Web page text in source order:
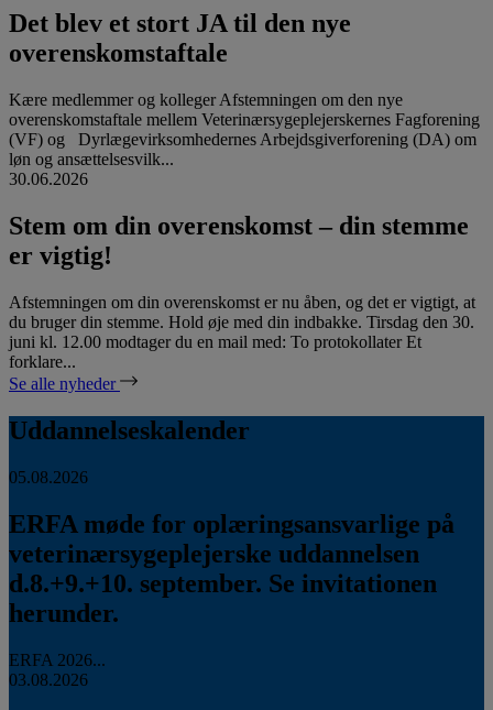
Det blev et stort JA til den nye
overenskomstaftale
Kære medlemmer og kolleger Afstemningen om den nye
overenskomstaftale mellem Veterinærsygeplejerskernes Fagforening
(VF) og Dyrlægevirksomhedernes Arbejdsgiverforening (DA) om
løn og ansættelsesvilk...
30.06.2026
Stem om din overenskomst – din stemme
er vigtig!
Afstemningen om din overenskomst er nu åben, og det er vigtigt, at
du bruger din stemme. Hold øje med din indbakke. Tirsdag den 30.
juni kl. 12.00 modtager du en mail med: To protokollater Et
forklare...
Se alle nyheder
Uddannelseskalender
05.08.2026
ERFA møde for oplæringsansvarlige på
veterinærsygeplejerske uddannelsen
d.8.+9.+10. september. Se invitationen
herunder.
ERFA 2026...
03.08.2026